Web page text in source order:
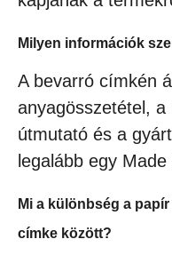
Milyen információk
A bevarró címkén
anyagösszetétel,
útmutató és a
legalább egy
Mi a különbség a
címke között?